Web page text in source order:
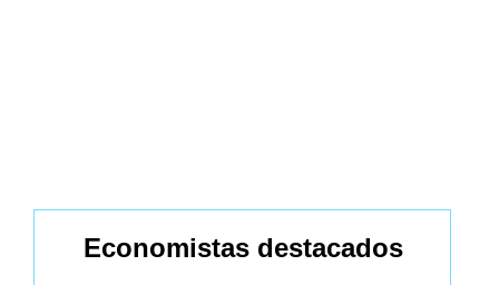
Economistas destacados